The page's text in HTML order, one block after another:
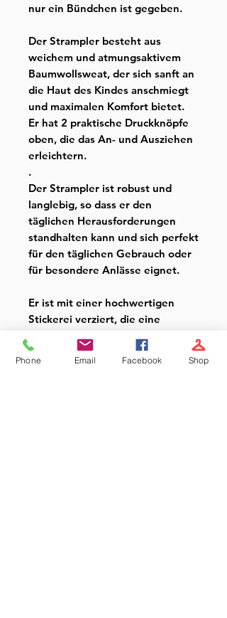
nur ein Bündchen ist gegeben.
Der Strampler besteht aus
weichem und atmungsaktivem
Baumwollsweat, der sich sanft an
die Haut des Kindes anschmiegt
und maximalen Komfort bietet.
Er hat 2 praktische Druckknöpfe
oben, die das An- und Ausziehen
erleichtern.
.
Der Strampler ist robust und
langlebig, so dass er den
täglichen Herausforderungen
standhalten kann und sich perfekt
für den täglichen Gebrauch oder
für besondere Anlässe eignet.
Er ist mit einer hochwertigen
Stickerei verziert, die eine
wurde ein spezieller Stickgarn
verwendet, der den Hund
Phone Email Facebook Shop